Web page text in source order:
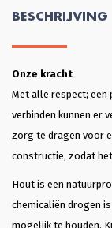
BESCHRIJVING
Onze kracht
Met alle respect; een
verbinden kunnen er
zorg te dragen voor
constructie, zodat
Hout is een
chemicaliën drogen
mogelijk te houden.